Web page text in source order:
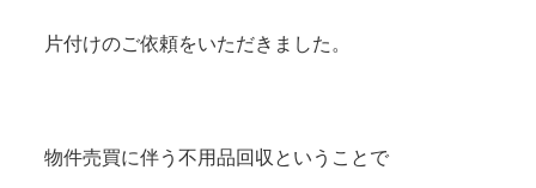
片付けのご依頼をいただきました。
物件売買に伴う不用品回収ということで